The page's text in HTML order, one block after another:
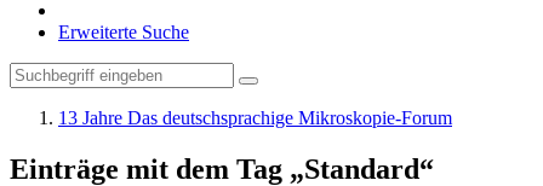
Erweiterte Suche
13 Jahre Das deutschsprachige Mikroskopie-Forum
Einträge mit dem Tag „Standard“